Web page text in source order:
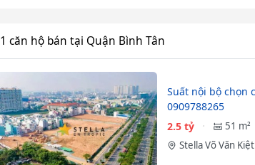
1 căn hộ bán tại Quận Bình Tân
Suất nội bộ chọn
0909788265
2.5 tỷ
51 m²
Stella Võ Văn Kiệt